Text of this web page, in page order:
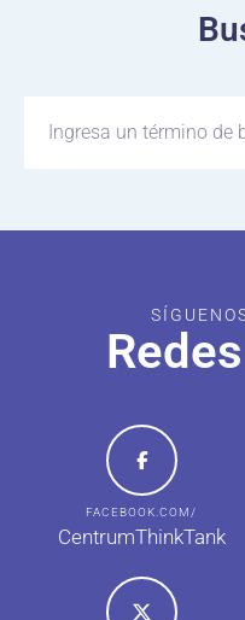
FACEBOOK.COM/
CentrumThinkTank